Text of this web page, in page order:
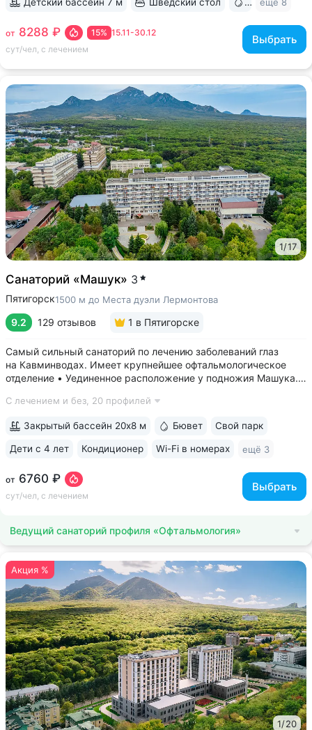
15.11-30.12
15%
от 8288 ₽
сут/чел, с лечением
Выбрать
ещё 8
1/17
Санаторий «Машук» 3
Пятигорск1500 м до Места дуэли Лермонтова
9.2 129 отзывов 1 в Пятигорске
Самый сильный санаторий по лечению заболеваний глаз
на Кавминводах. Имеет крупнейшее офтальмологическое
отделение • Уединенное расположение у подножия Машука.
площадка Ворота любви, начало терренкура вокруг Машука.
С лечением и без, 20 профилей
от 6760 ₽
сут/чел, с лечением
Выбрать
Закрытый бассейн 20х8 м Бювет Свой парк
Дети с 4 лет Кондиционер Wi-Fi в номерах ещё 3
Ведущий санаторий профиля «Офтальмология»
Акция %
1/20